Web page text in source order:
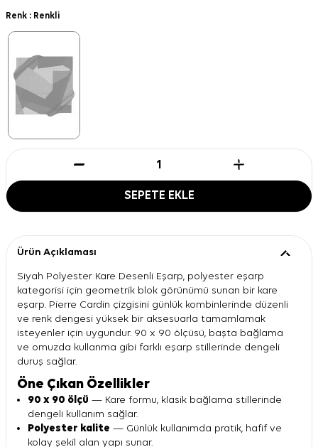
Renk : Renkli
SEPETE EKLE
Ürün Açıklaması
Siyah Polyester Kare Desenli Eşarp, polyester eşarp
kategorisi için geometrik blok görünümü sunan bir kare
eşarp. Pierre Cardin çizgisini günlük kombinlerinde düzenli
ve renk dengesi yüksek bir aksesuarla tamamlamak
isteyenler için uygundur. 90 x 90 ölçüsü, başta bağlama
ve omuzda kullanma gibi farklı eşarp stillerinde dengeli
duruş sağlar.
Öne Çıkan Özellikler
90 x 90 ölçü — Kare formu, klasik bağlama stillerinde
dengeli kullanım sağlar.
Polyester kalite — Günlük kullanımda pratik, hafif ve
kolay şekil alan yapı sunar.